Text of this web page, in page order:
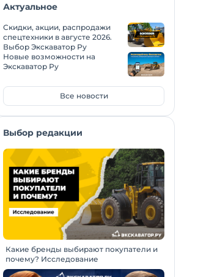
Актуальное
Скидки, акции, распродажи
спецтехники в августе 2026.
Выбор Экскаватор Ру
Новые возможности на
Экскаватор Ру
Все новости
Выбор редакции
Какие бренды выбирают покупатели и
почему? Исследование